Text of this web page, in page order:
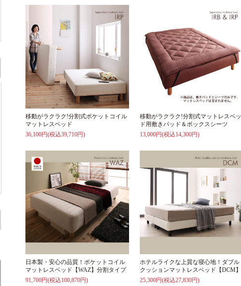
移動がラクラク!分割式ポケットコイル
マットレスベッド
36,100円(税込39,710円)
移動がラクラク!分割式マットレスベッ
ド用敷きパッド＆ボックスシーツ
13,000円(税込14,300円)
日本製・安心の品質！ポケットコイル
マットレスベッド【WAZ】分割タイプ
91,700円(税込100,870円)
ホテルライクな上質な寝心地！ダブル
クッションマットレスベッド【DCM】
25,300円(税込27,830円)